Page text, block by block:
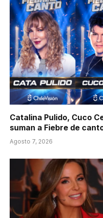
Catalina Pulido, Cuco
suman a Fiebre de
Agosto 7, 2026